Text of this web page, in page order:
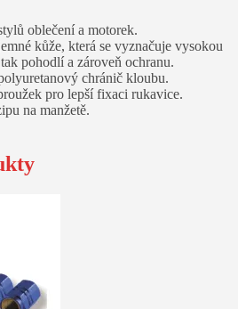
oblečení a motorek.
kůže, která se vyznačuje vysokou
pohodlí a zároveň ochranu.
chránič kloubu.
pro lepší fixaci rukavice.
na manžetě.